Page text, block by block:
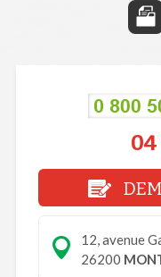
04
12, avenue
26200